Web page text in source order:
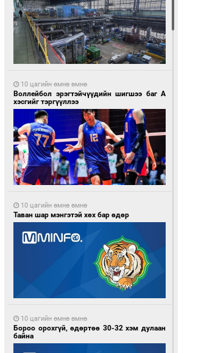
10 цагийн өмнө өмнө
Воллейбол эрэгтэйчүүдийн шигшээ баг А
хэсгийг тэргүүллээ
10 цагийн өмнө өмнө
Таван шар мэнгэтэй хөх бар өдөр
10 цагийн өмнө өмнө
Бороо орохгүй, өдөртөө 30-32 хэм дулаан
байна